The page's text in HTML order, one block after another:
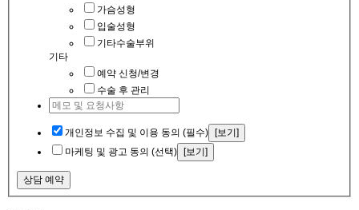
가슴성형
입술성형
기타수술부위
기타
예약 신청/변경
수술 후 관리
개인정보 수집 및 이용 동의 (필수)
[보기]
마케팅 및 광고 동의 (선택)
[보기]
상담 예약